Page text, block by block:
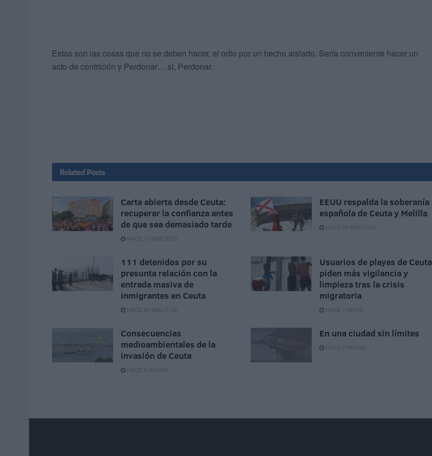
Estas son las cosas que no se deben hacer, el odio por un hecho aislado. Sería conveniente hacer un
acto de contrición y Perdonar… si, Perdonar.
Related Posts
Carta abierta desde Ceuta:
recuperar la confianza antes
de que sea demasiado tarde
HACE 10 MINUTOS
EEUU respalda la soberanía
española de Ceuta y Melilla
HACE 25 MINUTOS
111 detenidos por su
presunta relación con la
entrada masiva de
inmigrantes en Ceuta
HACE 53 MINUTOS
Usuarios de playas de Ceuta
piden más vigilancia y
limpieza tras la crisis
migratoria
HACE 1 HORA
Consecuencias
medioambientales de la
invasión de Ceuta
HACE 2 HORAS
En una ciudad sin límites
HACE 2 HORAS